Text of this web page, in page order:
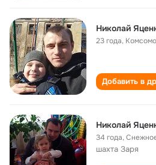
Николай
23 года,
Добавить в
Николай
34 года,
шахта Заря